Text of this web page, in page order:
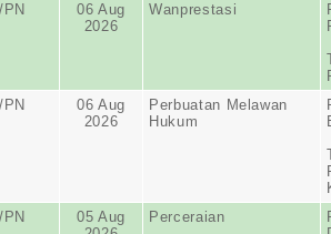
06 Aug
2026
Wanprestasi
06 Aug
2026
Perbuatan Melawan
Hukum
05 Aug
Perceraian